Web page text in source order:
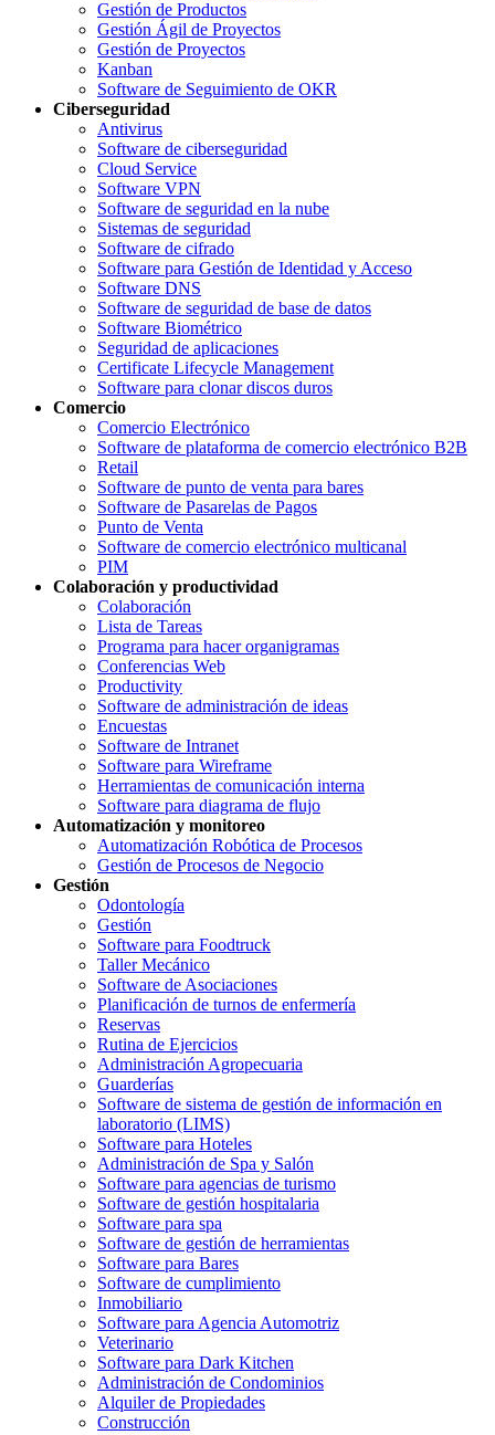
Gestión de Productos
Gestión Ágil de Proyectos
Gestión de Proyectos
Kanban
Software de Seguimiento de OKR
Ciberseguridad
Antivirus
Software de ciberseguridad
Cloud Service
Software VPN
Software de seguridad en la nube
Sistemas de seguridad
Software de cifrado
Software para Gestión de Identidad y Acceso
Software DNS
Software de seguridad de base de datos
Software Biométrico
Seguridad de aplicaciones
Certificate Lifecycle Management
Software para clonar discos duros
Comercio
Comercio Electrónico
Software de plataforma de comercio electrónico B2B
Retail
Software de punto de venta para bares
Software de Pasarelas de Pagos
Punto de Venta
Software de comercio electrónico multicanal
PIM
Colaboración y productividad
Colaboración
Lista de Tareas
Programa para hacer organigramas
Conferencias Web
Productivity
Software de administración de ideas
Encuestas
Software de Intranet
Software para Wireframe
Herramientas de comunicación interna
Software para diagrama de flujo
Automatización y monitoreo
Automatización Robótica de Procesos
Gestión de Procesos de Negocio
Gestión
Odontología
Gestión
Software para Foodtruck
Taller Mecánico
Software de Asociaciones
Planificación de turnos de enfermería
Reservas
Rutina de Ejercicios
Administración Agropecuaria
Guarderías
Software de sistema de gestión de información en
laboratorio (LIMS)
Software para Hoteles
Administración de Spa y Salón
Software para agencias de turismo
Software de gestión hospitalaria
Software para spa
Software de gestión de herramientas
Software para Bares
Software de cumplimiento
Inmobiliario
Software para Agencia Automotriz
Veterinario
Software para Dark Kitchen
Administración de Condominios
Alquiler de Propiedades
Construcción